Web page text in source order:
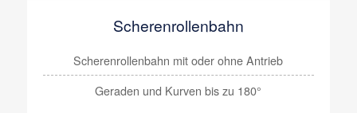
Scherenrollenbahn
Scherenrollenbahn mit oder ohne Antrieb
Geraden und Kurven bis zu 180°